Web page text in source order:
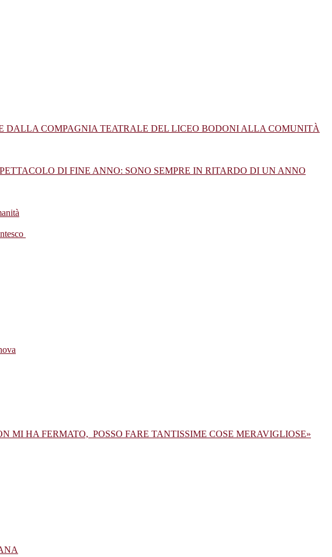
DALLA COMPAGNIA TEATRALE DEL LICEO BODONI ALLA COMUNITÀ
DI FINE ANNO: SONO SEMPRE IN RITARDO DI UN ANNO
HA FERMATO, POSSO FARE TANTISSIME COSE MERAVIGLIOSE»